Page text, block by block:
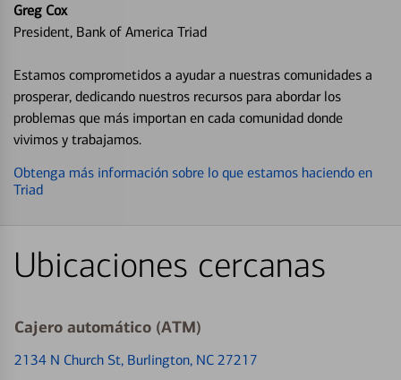
Greg Cox
President, Bank of America Triad
Estamos comprometidos a ayudar a nuestras comunidades a
prosperar, dedicando nuestros recursos para abordar los
problemas que más importan en cada comunidad donde
vivimos y trabajamos.
Obtenga más información sobre lo que estamos haciendo en
Triad
Ubicaciones cercanas
Cajero automático (ATM)
2134 N Church St, Burlington, NC 27217